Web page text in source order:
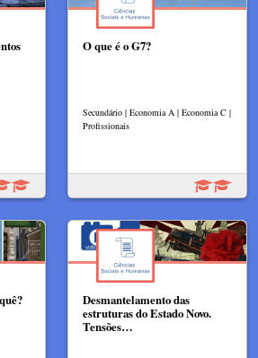
O que é o G7?
Secundário | Economia A | Economia C |
Profissionais
Desmantelamento das
estruturas do Estado Novo.
Tensões…